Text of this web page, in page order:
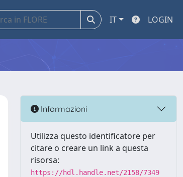
IT LOGIN
Informazioni
Utilizza questo identificatore per
citare o creare un link a questa
risorsa:
https://hdl.handle.net/2158/7349